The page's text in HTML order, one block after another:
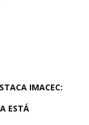
IMACEC:
ESTÁ